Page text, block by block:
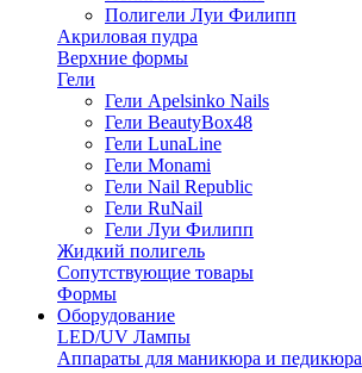
Полигели Луи Филипп
Акриловая пудра
Верхние формы
Гели
Гели Apelsinko Nails
Гели BeautyBox48
Гели LunaLine
Гели Monami
Гели Nail Republic
Гели RuNail
Гели Луи Филипп
Жидкий полигель
Сопутствующие товары
Формы
Оборудование
LED/UV Лампы
Аппараты для маникюра и педикюра